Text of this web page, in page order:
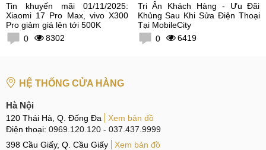
Tin khuyến mãi 01/11/2025:
Xiaomi 17 Pro Max, vivo X300
Pro giảm giá lên tới 500K
0
8302
Tri Ân Khách Hàng - Ưu Đãi
Khủng Sau Khi Sửa Điện Thoại
Tại MobileCity
0
6419
HỆ THỐNG CỬA HÀNG
Hà Nội
120 Thái Hà, Q. Đống Đa
Xem bản đồ
Điện thoại: 0969.120.120 - 037.437.9999
398 Cầu Giấy, Q. Cầu Giấy
Xem bản đồ